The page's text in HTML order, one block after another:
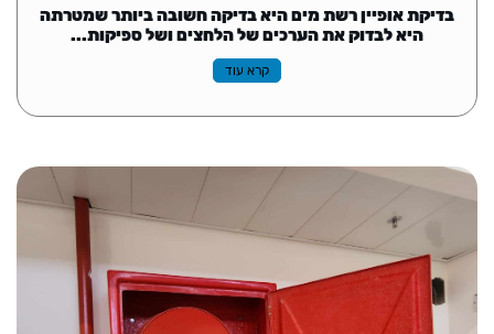
בדיקת אופיין רשת מים היא בדיקה חשובה ביותר שמטרתה
היא לבדוק את הערכים של הלחצים ושל ספיקות...
קרא עוד